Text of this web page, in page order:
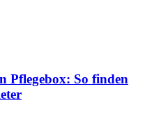
Pflegebox: So finden